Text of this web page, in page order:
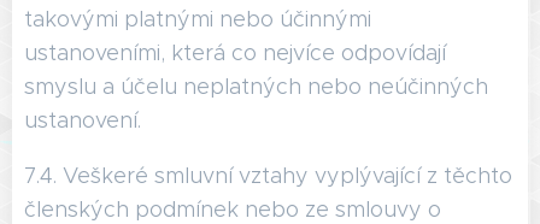
takovými platnými nebo účinnými
ustanoveními, která co nejvíce odpovídají
smyslu a účelu neplatných nebo neúčinných
ustanovení.
7.4. Veškeré smluvní vztahy vyplývající z těchto
členských podmínek nebo ze smlouvy o